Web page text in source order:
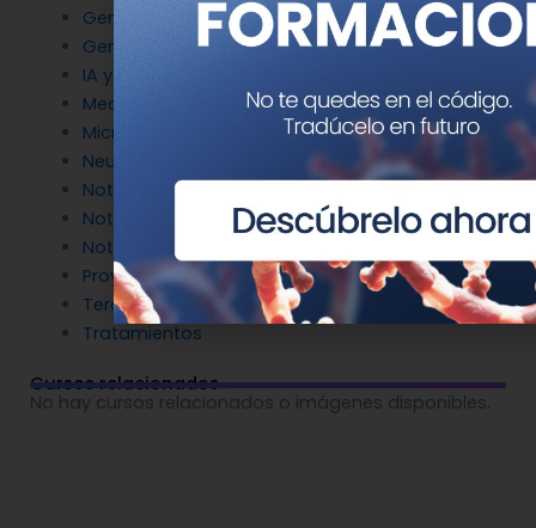
Genética del cáncer
Genética en Cardiología
IA y Genómica
Medicina Reproductiva
Microbiología molecular
Neurociencia
Noticias de Genotipia
Noticias de investigación
Noticias patrocinadas
Proyectos
Terapia Génica
Tratamientos
Cursos relacionados
No hay cursos relacionados o imágenes disponibles.